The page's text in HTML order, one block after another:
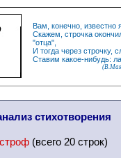
Вам, конечно, известно
Скажем, строчка
"отца",
И тогда через строчку,
Ставим какое-нибудь:
стихотворения
(всего 20 строк)